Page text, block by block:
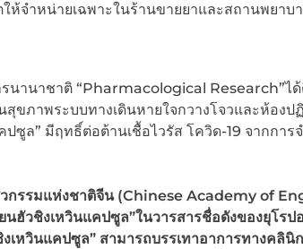
จำหน่ายเฉพาะในร้านขายยาและสถานพยาบ
นานาชาติ “Pharmacological Research”ไ
สุขภาพระบบทางเดินหายใจกวางโจวและห้อง
ซูล” มีฤทธิ์ต่อต้านเชื้อไวรัส โควิด-19 จากการ
กรรมแห่งชาติจีน (Chinese Academy of
นฮัวชิงเหวินแคปซูล”ในวารสารชื่อดังของยุโร
หวินแคปซูล” สามารถบรรเทาอาการทางคลินิ